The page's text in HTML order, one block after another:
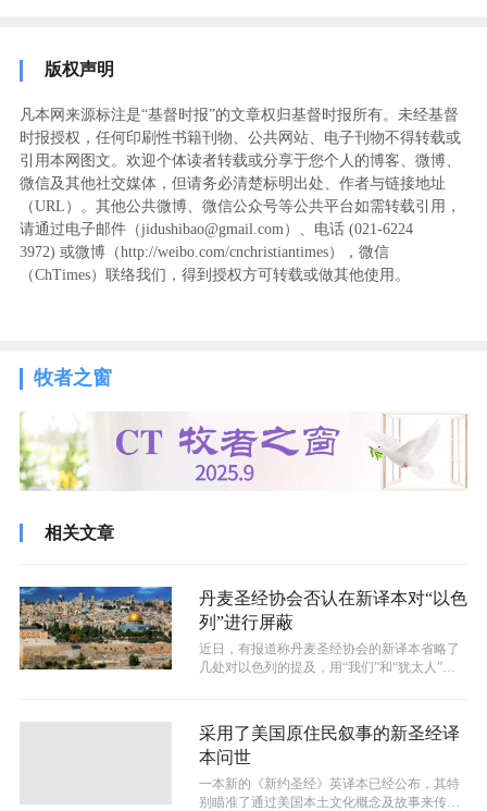
版权声明
凡本网来源标注是“基督时报”的文章权归基督时报所有。未经基督
时报授权，任何印刷性书籍刊物、公共网站、电子刊物不得转载或
引用本网图文。欢迎个体读者转载或分享于您个人的博客、微博、
微信及其他社交媒体，但请务必清楚标明出处、作者与链接地址
（URL）。其他公共微博、微信公众号等公共平台如需转载引用，
请通过电子邮件（jidushibao@gmail.com）、电话 (021-6224
3972) ‬或微博（http://weibo.com/cnchristiantimes），微信
（ChTimes）联络我们，得到授权方可转载或做其他使用。
牧者之窗
相关文章
丹麦圣经协会否认在新译本对“以色
列”进行屏蔽
近日，有报道称丹麦圣经协会的新译本省略了
几处对以色列的提及，用“我们”和“犹太人”之
采用了美国原住民叙事的新圣经译
本问世
一本新的《新约圣经》英译本已经公布，其特
别瞄准了通过美国本土文化概念及故事来传达